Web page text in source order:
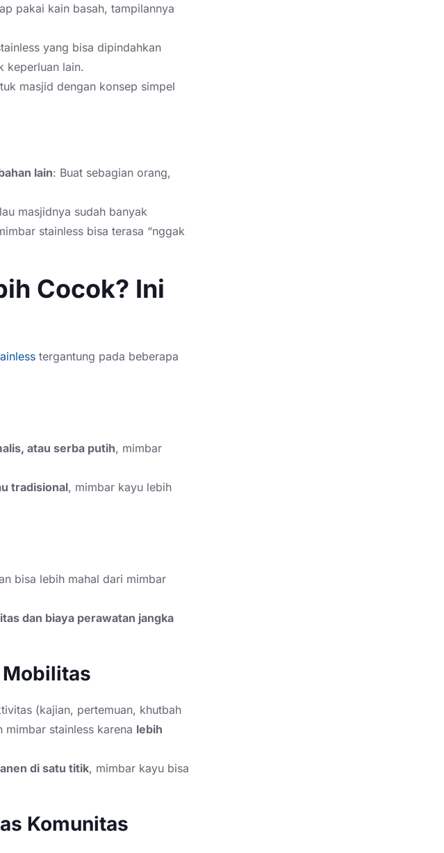
pakai kain basah, tampilannya
yang bisa dipindahkan
keperluan lain.
masjid dengan konsep simpel
lain: Buat sebagian orang,
masjidnya sudah banyak
stainless bisa terasa “nggak
Cocok? Ini
tergantung pada beberapa
atau serba putih, mimbar
tradisional, mimbar kayu lebih
bisa lebih mahal dari mimbar
dan biaya perawatan jangka
Mobilitas
(kajian, pertemuan, khutbah
stainless karena lebih
di satu titik, mimbar kayu bisa
Komunitas